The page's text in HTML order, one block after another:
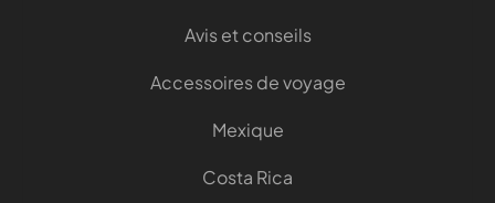
Avis et conseils
Accessoires de voyage
Mexique
Costa Rica